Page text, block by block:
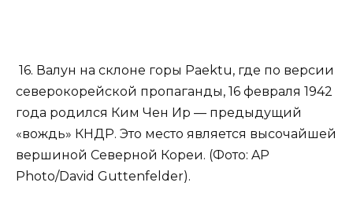
16. Валун на склоне горы Paektu, где по версии
северокорейской пропаганды, 16 февраля 1942
года родился Ким Чен Ир — предыдущий
«вождь» КНДР. Это место является высочайшей
вершиной Северной Кореи. (Фото: AP
Photo/David Guttenfelder).